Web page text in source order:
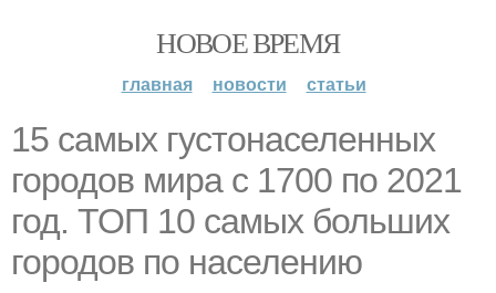
НОВОЕ ВРЕМЯ
главная новости статьи
15 самых густонаселенных
городов мира с 1700 по 2021
год. ТОП 10 самых больших
городов по населению